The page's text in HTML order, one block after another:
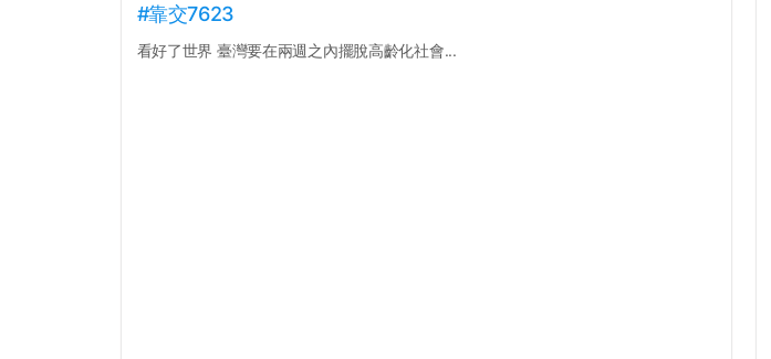
#靠交7623
看好了世界 臺灣要在兩週之內擺脫高齡化社會...